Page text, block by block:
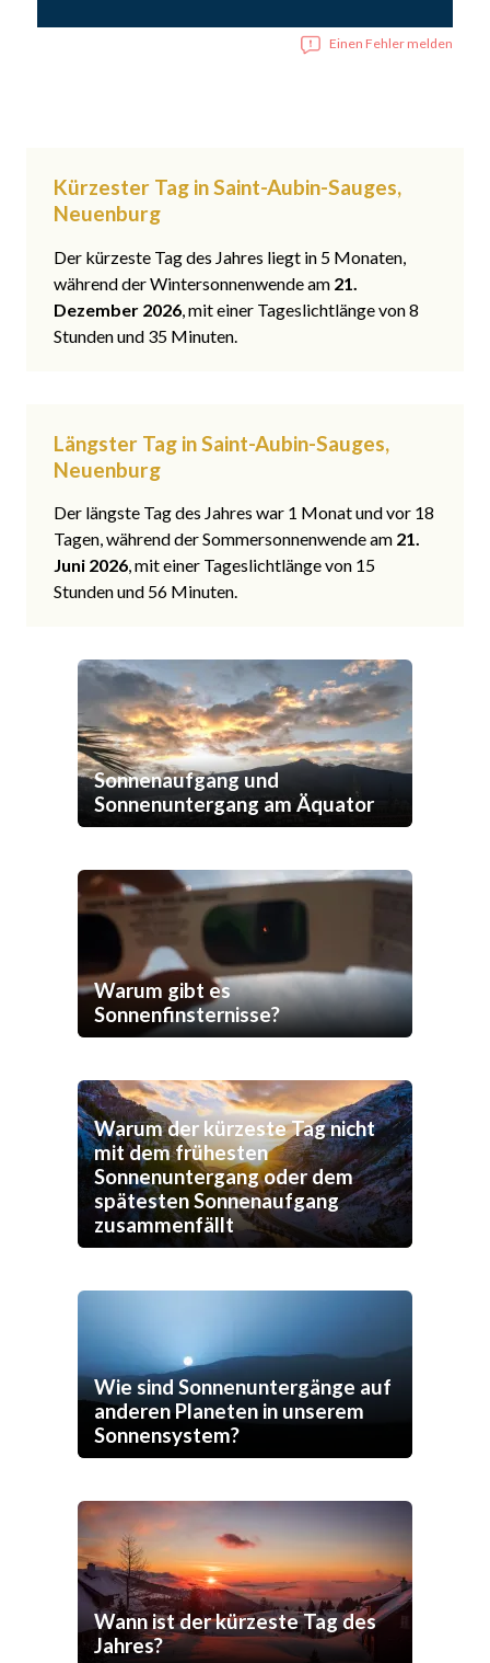
Einen Fehler melden
Kürzester Tag in Saint-Aubin-Sauges,
Neuenburg
Der kürzeste Tag des Jahres liegt in 5 Monaten,
während der Wintersonnenwende am 21.
Dezember 2026, mit einer Tageslichtlänge von 8
Stunden und 35 Minuten.
Längster Tag in Saint-Aubin-Sauges,
Neuenburg
Der längste Tag des Jahres war 1 Monat und vor 18
Tagen, während der Sommersonnenwende am 21.
Juni 2026, mit einer Tageslichtlänge von 15
Stunden und 56 Minuten.
Sonnenaufgang und
Sonnenuntergang am Äquator
Warum gibt es
Sonnenfinsternisse?
Warum der kürzeste Tag nicht
mit dem frühesten
Sonnenuntergang oder dem
spätesten Sonnenaufgang
zusammenfällt
Wie sind Sonnenuntergänge auf
anderen Planeten in unserem
Sonnensystem?
Wann ist der kürzeste Tag des
Jahres?